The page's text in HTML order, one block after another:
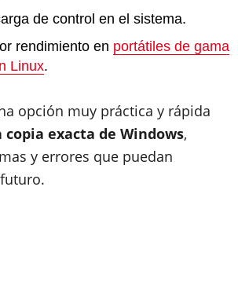
de control en el sistema.
rendimiento en portátiles de gama
Linux.
opción muy práctica y rápida
exacta de Windows,
y errores que puedan